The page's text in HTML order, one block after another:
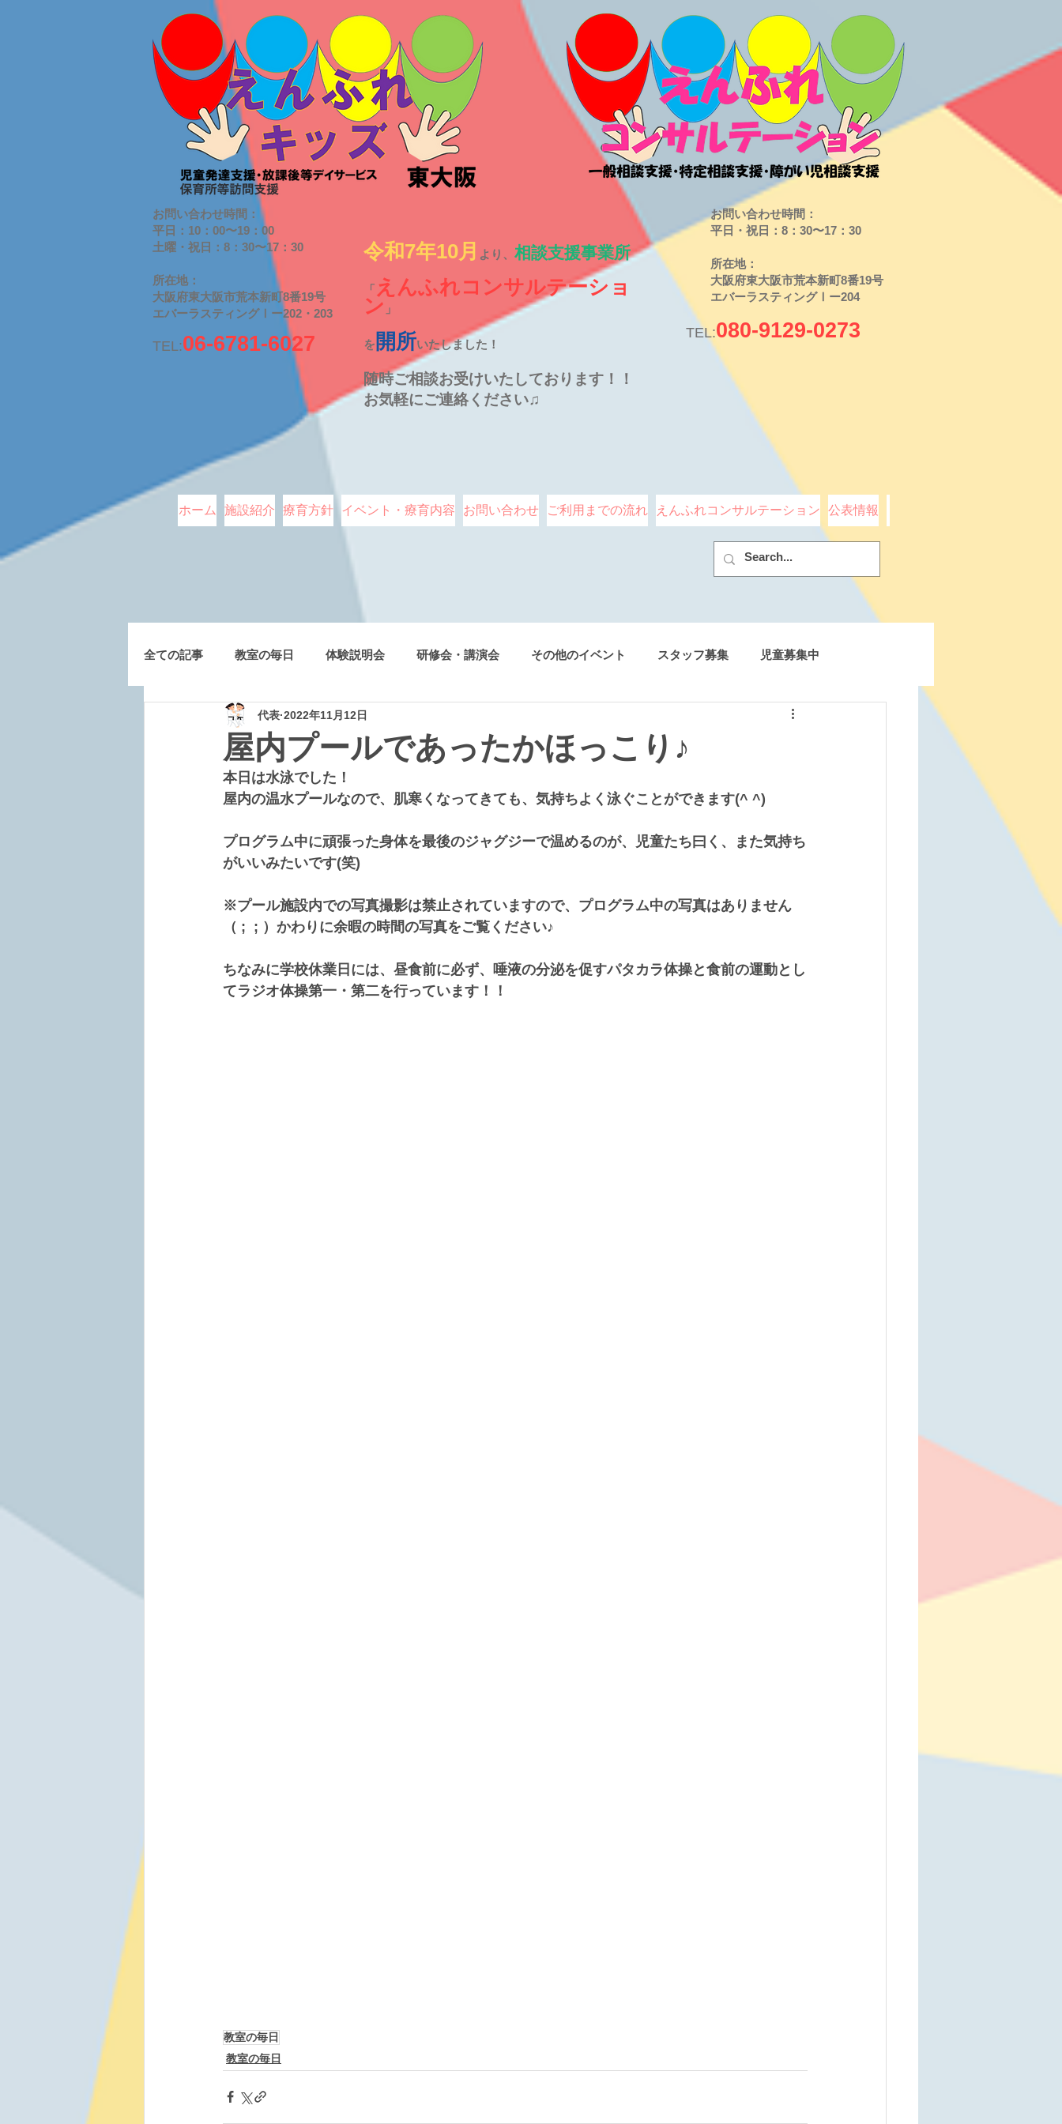
お問い合わせ時間：
平日：10：00〜19：00
​土曜・祝日：8：30〜17：30
​所在地：
大阪府東大阪市荒本新町8番19号
​エバーラスティングⅠー202・203
TEL:06-6781-6027
令和7年10月 より、 相談支援事業所
「 えんふれコンサルテーショ
ン 」
を 開所いたしました！
随時ご相談お受けいたしております！！
お気軽にご連絡ください♫
お問い合わせ時間：
平日・祝日：8：30〜17：30
​所在地：
大阪府東大阪市荒本新町8番19号
​エバーラスティングⅠー204
TEL:080-9129-0273
ホーム 施設紹介 療育方針 イベント・療育内容 お問い合わせ ご利用までの流れ えんふれコンサルテーション 公表情報
全ての記事 教室の毎日 体験説明会 研修会・講演会 その他のイベント スタッフ募集 児童募集中
屋内プールであったかほっこり♪
代表 2022年11月12日
本日は水泳でした！
屋内の温水プールなので、肌寒くなってきても、気持ちよく泳ぐことができます(^ ^)
プログラム中に頑張った身体を最後のジャグジーで温めるのが、児童たち曰く、また気持ち
がいいみたいです(笑)
※プール施設内での写真撮影は禁止されていますので、プログラム中の写真はありません
（ ;  ; ）かわりに余暇の時間の写真をご覧ください♪
ちなみに学校休業日には、昼食前に必ず、唾液の分泌を促すパタカラ体操と食前の運動とし
てラジオ体操第一・第二を行っています！！
教室の毎日
教室の毎日